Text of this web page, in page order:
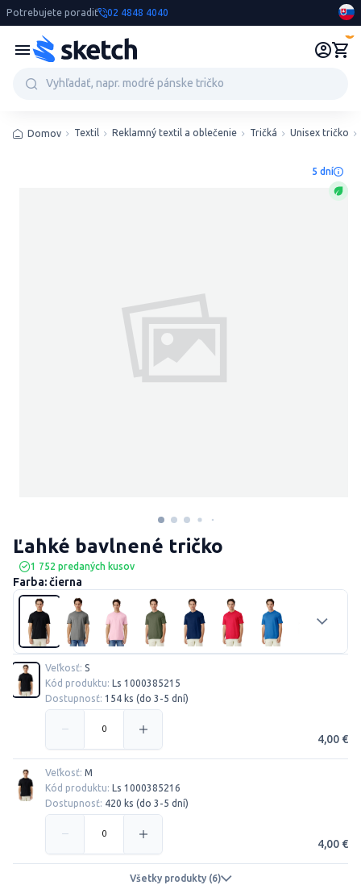
Potrebujete poradiť 02 4848 4040
Domov Textil Reklamný textil a oblečenie Tričká Unisex tričko
5 dní
1 752 predaných kusov
Ľahké bavlnené tričko
Farba: čierna
Veľkosť: S
Kód produktu: Ls 1000385215
Dostupnosť: 154 ks (do 3-5 dní)
4,00 €
Veľkosť: M
Kód produktu: Ls 1000385216
Dostupnosť: 420 ks (do 3-5 dní)
4,00 €
Všetky produkty (6)